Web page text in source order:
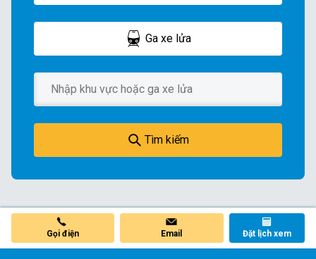
Ga xe lửa
Tìm kiếm
Gọi điện Email Đặt lịch xem